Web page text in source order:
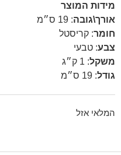
מידות המוצר
אורך\גובה: 19 ס״מ
חומר: קריסטל
צבע: טבעי
משקל: 1 ק״ג
גודל: 19 ס״מ
המלאי אזל